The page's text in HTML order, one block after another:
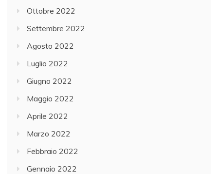
Ottobre 2022
Settembre 2022
Agosto 2022
Luglio 2022
Giugno 2022
Maggio 2022
Aprile 2022
Marzo 2022
Febbraio 2022
Gennaio 2022